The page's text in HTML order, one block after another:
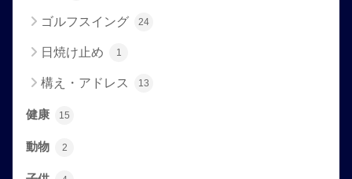
ゴルフスイング 24
日焼け止め 1
構え・アドレス 13
健康 15
動物 2